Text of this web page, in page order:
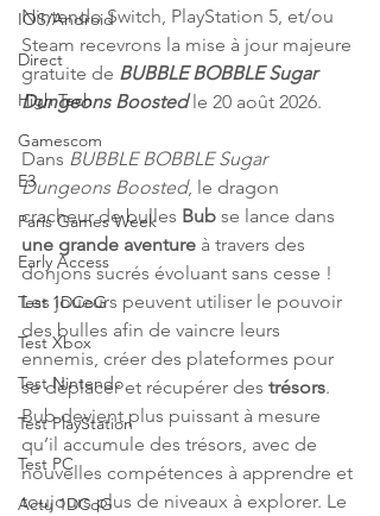
IOS/Android
Direct
High Tech
Gamescom
E3
Paris Games Week
Early Access
Test 1DCoG
Test Xbox
Test Nintendo
Test PlayStation
Test PC
Actu 1DCoG
Nintendo Switch, PlayStation 5, et/ou
Steam recevrons la mise à jour majeure
gratuite de BUBBLE BOBBLE Sugar
Dungeons Boosted le 20 août 2026.
Dans BUBBLE BOBBLE Sugar
Dungeons Boosted, le dragon
cracheur de bulles Bub se lance dans
une grande aventure à travers des
donjons sucrés évoluant sans cesse !
Les joueurs peuvent utiliser le pouvoir
des bulles afin de vaincre leurs
ennemis, créer des plateformes pour
se déplacer et récupérer des trésors.
Bub devient plus puissant à mesure
qu’il accumule des trésors, avec de
nouvelles compétences à apprendre et
toujours plus de niveaux à explorer. Le